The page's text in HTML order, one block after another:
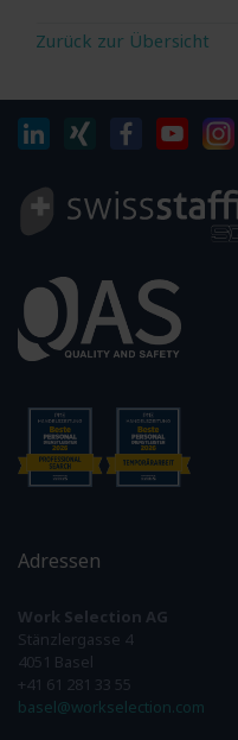
Zurück zur Übersicht
Adressen
Work Selection AG
Stänzlergasse 4
4051 Basel
+41 61 281 33 55
basel@workselection.com